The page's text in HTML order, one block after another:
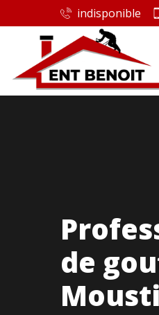
indisponible
de